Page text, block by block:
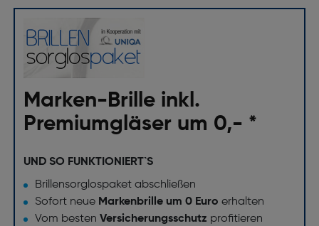
Marken-Brille inkl.
Premiumgläser um 0,- *
UND SO FUNKTIONIERT`S
Brillensorglospaket abschließen
Sofort neue Markenbrille um 0 Euro erhalten
Vom besten Versicherungsschutz profitieren